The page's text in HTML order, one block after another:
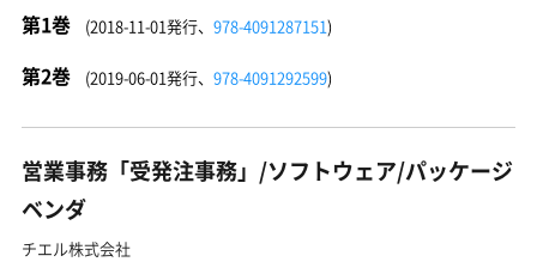
第1巻 (2018-11-01発行、 978-4091287151)
第2巻 (2019-06-01発行、 978-4091292599)
営業事務「受発注事務」/ソフトウェア/パッケージ
ベンダ
チエル株式会社